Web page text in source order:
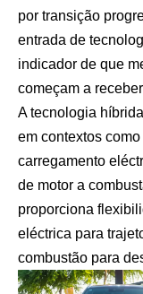
por transição
entrada de
indicador de que
começam a
A tecnologia
em contextos
carregamento
de motor a
proporciona
eléctrica para
combustão para